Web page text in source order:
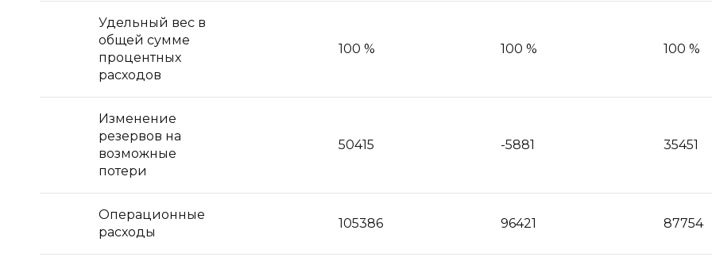
Удельный вес в
общей сумме
процентных
расходов
100 % 100 % 100 %
Изменение
резервов на
возможные
потери
50415 -5881 35451
Операционные
расходы
105386 96421 87754